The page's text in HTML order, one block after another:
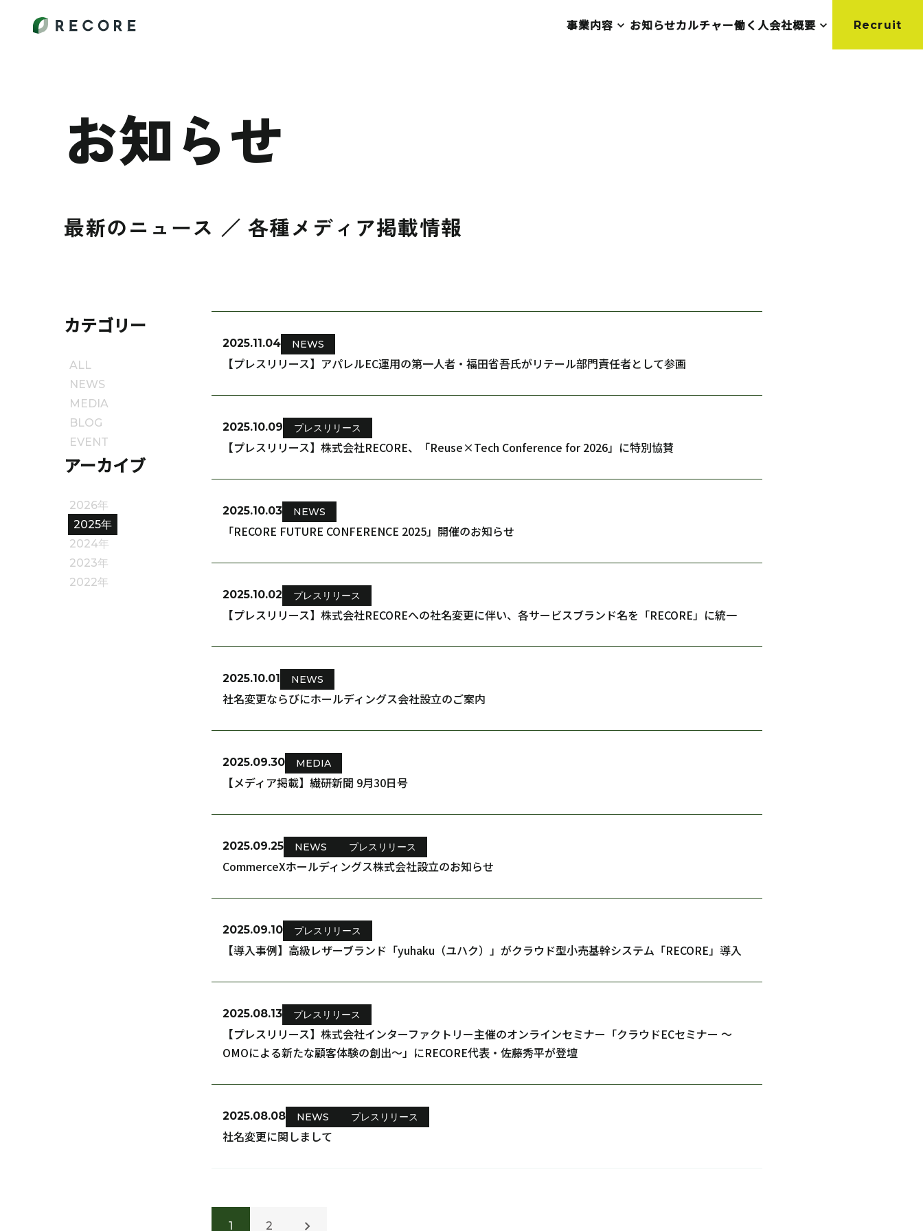
事業内容 お知らせカルチャー働く人会社概要 Recruit
お知らせ
最新のニュース ／ 各種メディア掲載情報
カテゴリー
ALL
NEWS
MEDIA
BLOG
EVENT
アーカイブ
2026年
2025年
2024年
2023年
2022年
2025.11.04 NEWS
【プレスリリース】アパレルEC運用の第一人者・福田省吾氏がリテール部門責任者として参画
2025.10.09 プレスリリース
【プレスリリース】株式会社RECORE、「Reuse×Tech Conference for 2026」に特別協賛
2025.10.03 NEWS
「RECORE FUTURE CONFERENCE 2025」開催のお知らせ
2025.10.02 プレスリリース
【プレスリリース】株式会社RECOREへの社名変更に伴い、各サービスブランド名を「RECORE」に統一
2025.10.01 NEWS
社名変更ならびにホールディングス会社設立のご案内
2025.09.30 MEDIA
【メディア掲載】繊研新聞 9月30日号
2025.09.25 NEWS プレスリリース
CommerceXホールディングス株式会社設立のお知らせ
2025.09.10 プレスリリース
【導入事例】高級レザーブランド「yuhaku（ユハク）」がクラウド型小売基幹システム「RECORE」導入
2025.08.13 プレスリリース
【プレスリリース】株式会社インターファクトリー主催のオンラインセミナー「クラウドECセミナー 〜
OMOによる新たな顧客体験の創出〜」にRECORE代表・佐藤秀平が登壇
2025.08.08 NEWS プレスリリース
社名変更に関しまして
1 2